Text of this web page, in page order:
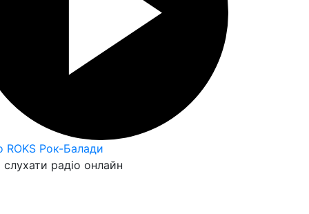
ROKS Рок-Балади
слухати радіо онлайн